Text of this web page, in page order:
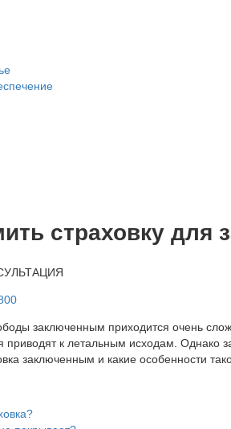
страховку
заключенным приходится очень
приводят к летальным исходам.
заключенным и какие особенности